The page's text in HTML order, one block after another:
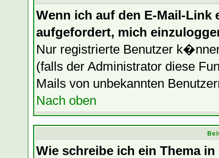
Wenn ich auf den E-Mail-Link
aufgefordert, mich
Nur registrierte Benutzer
(falls der Administrator diese
Mails von unbekannten
Nach oben
Wie schreibe ich ein Thema